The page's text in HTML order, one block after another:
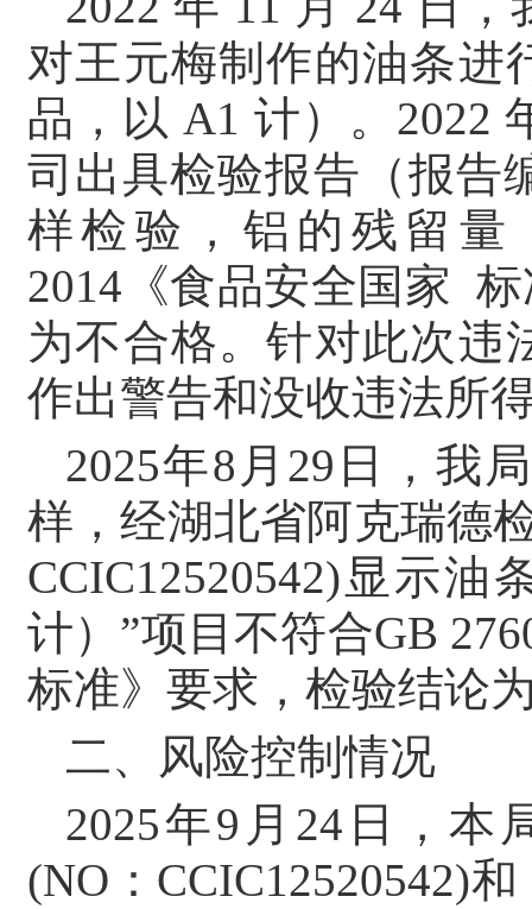
对王元梅制作的油条进
品，以 A1 计）。2022
司出具检验报告（报告
样检验，铝的残留量
2014《食品安全国家
为不合格。针对此次违
作出警告和没收违法所
2025年8月29日，我
样，经湖北省阿克瑞德
CCIC12520542)显示
计）”项目不符合GB
标准》要求，检验结论
二、风险控制情况
2025年9月24日，本
(NO：CCIC12520542)